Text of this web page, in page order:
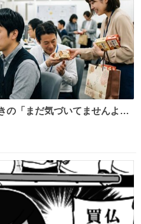
の「まだ気づいてませんよ」